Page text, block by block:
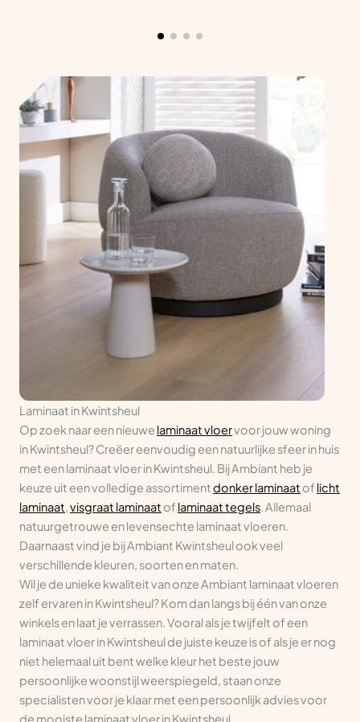
Laminaat in Kwintsheul
Op zoek naar een nieuwe laminaat vloervoor jouw woning
in Kwintsheul? Creëer eenvoudig een natuurlijke sfeer in huis
met een laminaat vloer in Kwintsheul. Bij Ambiant heb je
keuze uit een volledige assortimentdonker laminaat of licht
laminaat,visgraat laminaat of laminaat tegels. Allemaal
natuurgetrouwe en levensechte laminaat vloeren.
Daarnaast vind je bij Ambiant Kwintsheul ook veel
verschillende kleuren, soorten en maten.
Wil je de unieke kwaliteit van onze Ambiant laminaat vloeren
zelf ervaren in Kwintsheul? Kom dan langs bij één van onze
winkels en laat je verrassen. Vooral als je twijfelt of een
laminaat vloer in Kwintsheul de juiste keuze is of als je er nog
niet helemaal uit bent welke kleur het beste jouw
persoonlijke woonstijl weerspiegeld, staan onze
specialisten voor je klaar met een persoonlijk advies voor
de mooiste laminaat vloer in Kwintsheul.